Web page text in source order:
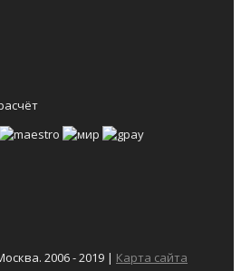
2006 - 2019 | Карта сайта